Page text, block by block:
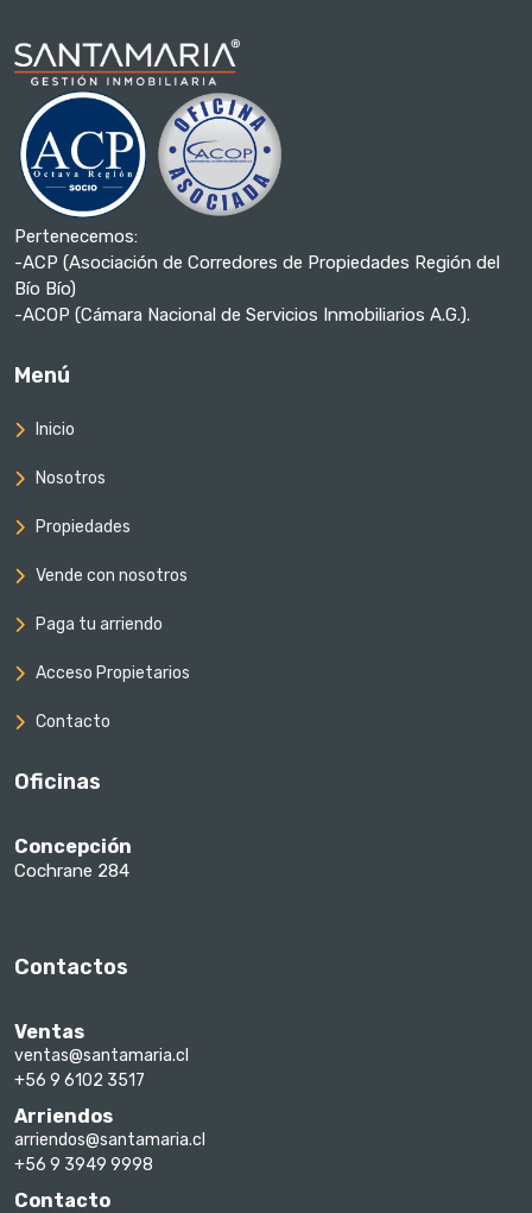
Pertenecemos:
-ACP (Asociación de Corredores de Propiedades Región del
Bío Bío)
-ACOP (Cámara Nacional de Servicios Inmobiliarios A.G.).
Menú
Inicio
Nosotros
Propiedades
Vende con nosotros
Paga tu arriendo
Acceso Propietarios
Contacto
Oficinas
Concepción
Cochrane 284
Contactos
Ventas
ventas@santamaria.cl
+56 9 6102 3517
Arriendos
arriendos@santamaria.cl
+56 9 3949 9998
Contacto